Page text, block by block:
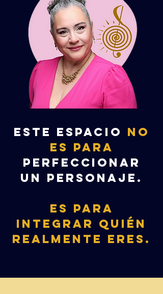
ESTE ESPACIO NO
ES PARA
PERFECCIONAR
UN PERSONAJE.
ES PARA
INTEGRAR QUIÉN
REALMENTE ERES.